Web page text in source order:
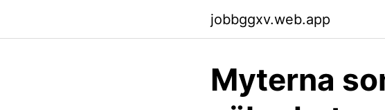
jobbggxv.web.app
Myterna